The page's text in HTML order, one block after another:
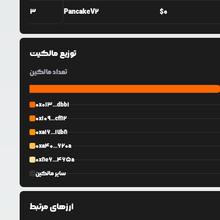
3 PancakeV2 $0
توزیع مالکیت
تعداد مالکین
0x013...dbb1
0x109...cf82
0xa16...17b8
0xa40...620a
0x8e6...465a
سایر مالکین
ارزهای مرتبط